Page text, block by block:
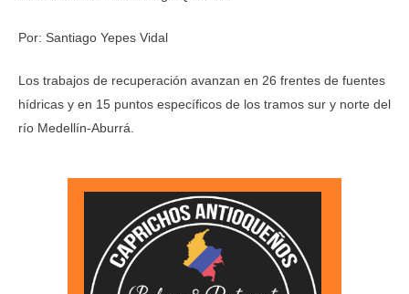
Por: Santiago Yepes Vidal
Los trabajos de recuperación avanzan en 26 frentes de fuentes
hídricas y en 15 puntos específicos de los tramos sur y norte del
río Medellín-Aburrá.